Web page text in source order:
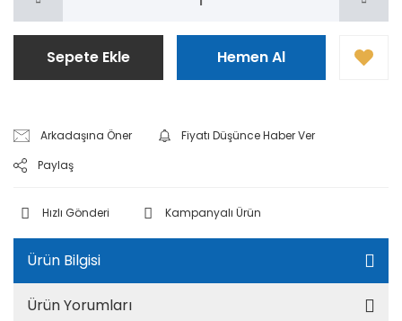
Sepete Ekle Hemen Al
Arkadaşına Öner
Fiyatı Düşünce Haber Ver
Paylaş
Hızlı Gönderi Kampanyalı Ürün
Ürün Bilgisi
Ürün Yorumları